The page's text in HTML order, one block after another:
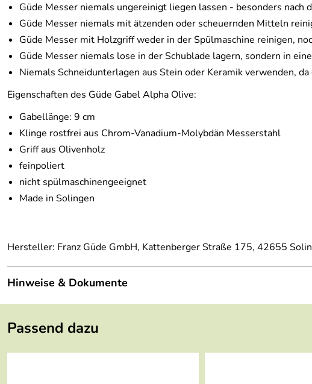
Güde Messer niemals ungereinigt liegen lassen - besonders
Güde Messer niemals mit ätzenden oder scheuernden Mitteln
Güde Messer mit Holzgriff weder in der Spülmaschine reinigen,
Güde Messer niemals lose in der Schublade lagern, sondern in
Niemals Schneidunterlagen aus Stein oder Keramik verwenden,
Eigenschaften des Güde Gabel Alpha Olive:
Gabellänge: 9 cm
Klinge rostfrei aus Chrom-Vanadium-Molybdän Messerstahl
Griff aus Olivenholz
feinpoliert
nicht spülmaschinengeeignet
Made in Solingen
Hersteller: Franz Güde GmbH, Kattenberger Straße 175, 42655
Hinweise & Dokumente
Mehr Informationen zur richtigen Auswahl, Pflege und
Passend dazu